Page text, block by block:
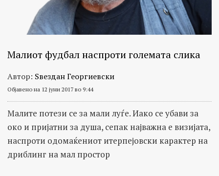
Малиот фудбал наспроти големата слика
Автор: Ѕвездан Георгиевски
Објавено на 12 јуни 2017 во 9:44
Малите потези се за мали луѓе. Иако се убави за
око и пријатни за душа, сепак најважна е визијата,
наспроти одомаќениот итерпејовски карактер на
дриблинг на мал простор